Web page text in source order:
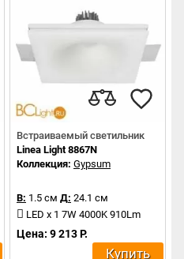
Встраиваемый светильник
Linea Light 8867N
Коллекция: Gypsum
В: 1.5 см Д: 24.1 см
LED x 1 7W 4000K 910Lm
Цена: 9 213 Р.
Купить